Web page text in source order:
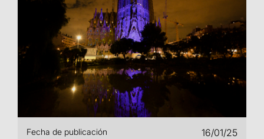
Fecha de publicación
16/01/25